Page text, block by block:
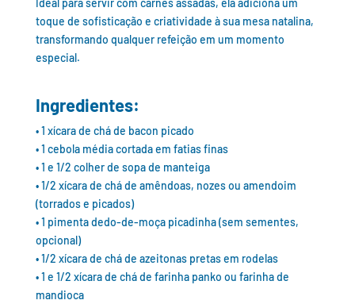
toque de sofisticação e criatividade à sua mesa natalina,
transformando qualquer refeição em um momento
especial.
Ingredientes:
• 1 xícara de chá de bacon picado
• 1 cebola média cortada em fatias finas
• 1 e 1/2 colher de sopa de manteiga
• 1/2 xícara de chá de amêndoas, nozes ou amendoim
(torrados e picados)
• 1 pimenta dedo-de-moça picadinha (sem sementes,
opcional)
• 1/2 xícara de chá de azeitonas pretas em rodelas
• 1 e 1/2 xícara de chá de farinha panko ou farinha de
mandioca